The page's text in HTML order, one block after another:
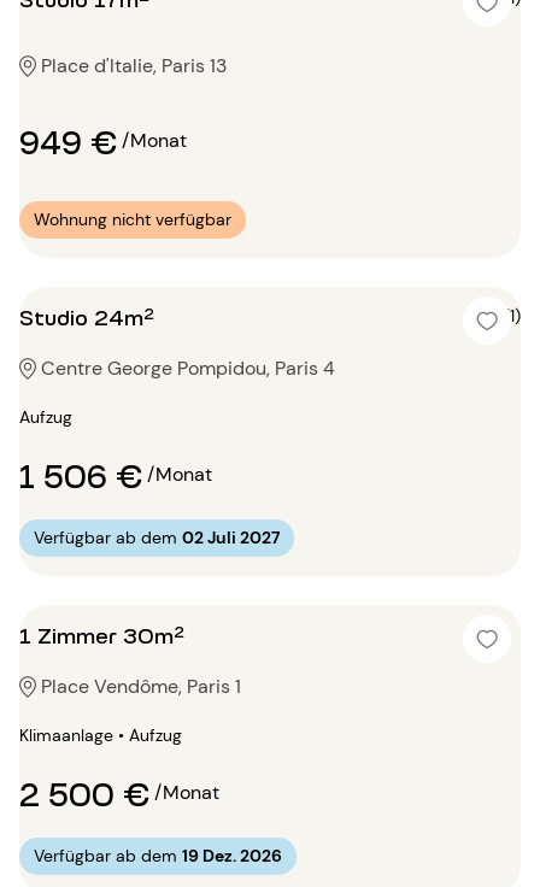
Place d'Italie, Paris 13
949 €/Monat
Wohnung nicht verfügbar
Studio 24m² 5 (1)
Centre George Pompidou, Paris 4
Aufzug
1 506 €/Monat
Verfügbar ab dem 02 Juli 2027
1 Zimmer 30m²
Place Vendôme, Paris 1
Klimaanlage • Aufzug
2 500 €/Monat
Verfügbar ab dem 19 Dez. 2026